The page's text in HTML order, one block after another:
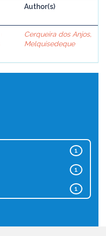
Author(s)
Cerqueira dos Anjos,
Melquisedeque
1
1
1